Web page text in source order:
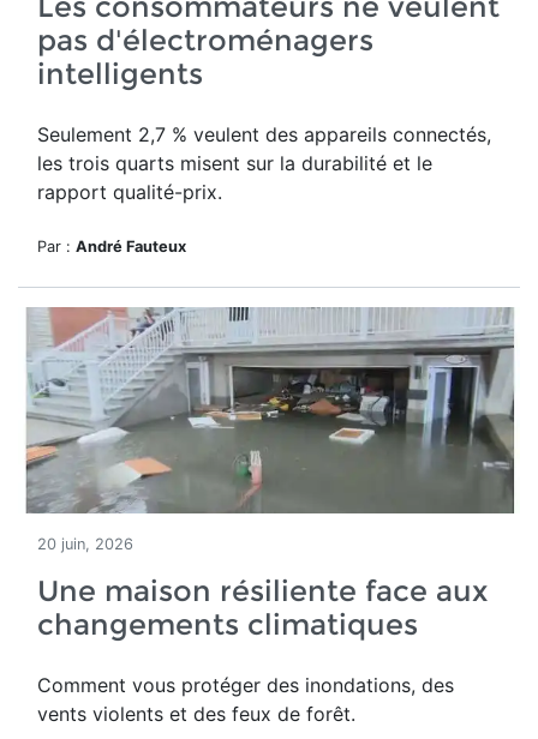
pas d'électroménagers
intelligents
Seulement 2,7 % veulent des appareils connectés,
les trois quarts misent sur la durabilité et le
rapport qualité-prix.
Par : André Fauteux
20 juin, 2026
Une maison résiliente face aux
changements climatiques
Comment vous protéger des inondations, des
vents violents et des feux de forêt.